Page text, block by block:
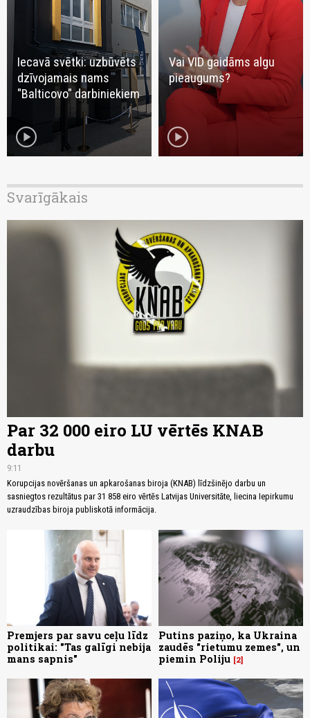
Iecavā svētki: uzbūvēts
dzīvojamais nams
"Balticovo" darbiniekiem
play_circle
Vai VID gaidāms algu
pieaugums?
play_circle
Svarīgākais
Par 32 000 eiro LU vērtēs KNAB
darbu
9:11
Korupcijas novēršanas un apkarošanas biroja (KNAB) līdzšinējo darbu un
sasniegtos rezultātus par 31 858 eiro vērtēs Latvijas Universitāte, liecina Iepirkumu
uzraudzības biroja publiskotā informācija.
Premjers par savu ceļu līdz
politikai: "Tas galīgi nebija
mans sapnis"
Putins paziņo, ka Ukraina
zaudēs "rietumu zemes", un
piemin Poliju 2